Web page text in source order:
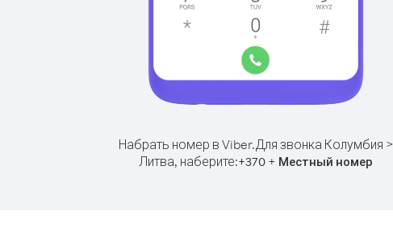
Набрать номер в Viber.Для звонка Колумбия >
Литва, наберите:+370 + Местный номер